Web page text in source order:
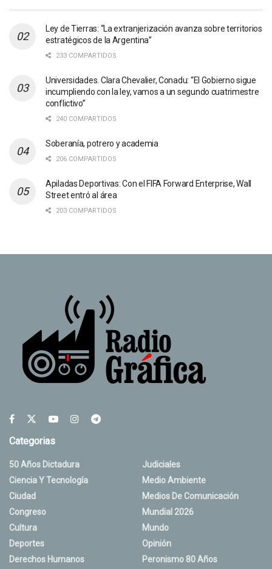
Ley de Tierras: “La extranjerización avanza sobre territorios
estratégicos de la Argentina”
233 COMPARTIDOS
Universidades. Clara Chevalier, Conadu: “El Gobierno sigue
incumpliendo con la ley, vamos a un segundo cuatrimestre
conflictivo”
240 COMPARTIDOS
Soberanía, potrero y academia
206 COMPARTIDOS
Apiladas Deportivas: Con el FIFA Forward Enterprise, Wall
Street entró al área
203 COMPARTIDOS
Categorias
50 Años Dictadura
Ciencia Y Tecnología
Ciudad
Congreso
Cultura
Deportes
Derechos Humanos
Judiciales
Medio Ambiente
Medios De Comunicación
Mundial 2026
Mundo
Opinión
Peronismo 80 Años